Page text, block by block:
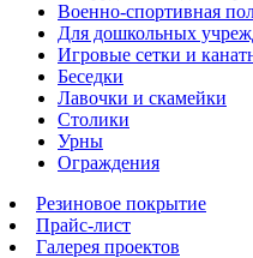
Военно-спортивная
Для дошкольных
Игровые сетки и
Беседки
Лавочки и скамейки
Столики
Урны
Ограждения
Резиновое покрытие
Прайс-лист
Галерея проектов